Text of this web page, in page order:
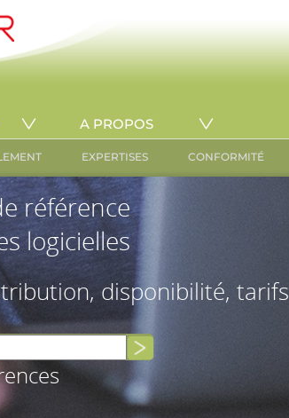
A PROPOS
EXPERTISES CONFORMITÉ
référence
logicielles
disponibilité, tarifs